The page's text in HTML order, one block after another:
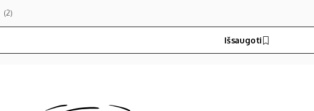
(2)
Išsaugoti